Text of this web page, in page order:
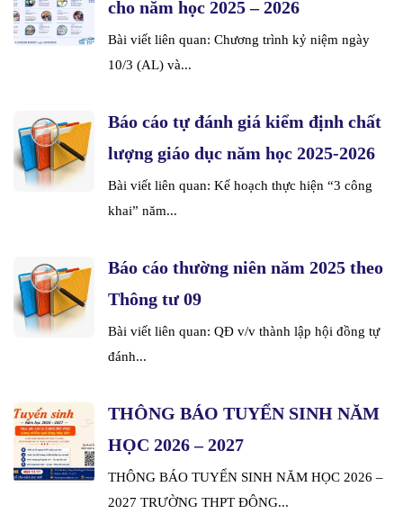
cho năm học 2025 – 2026
Bài viết liên quan: Chương trình kỷ niệm ngày
10/3 (AL) và...
Báo cáo tự đánh giá kiểm định chất
lượng giáo dục năm học 2025-2026
Bài viết liên quan: Kế hoạch thực hiện “3 công
khai” năm...
Báo cáo thường niên năm 2025 theo
Thông tư 09
Bài viết liên quan: QĐ v/v thành lập hội đồng tự
đánh...
THÔNG BÁO TUYỂN SINH NĂM
HỌC 2026 – 2027
THÔNG BÁO TUYỂN SINH NĂM HỌC 2026 –
2027 TRƯỜNG THPT ĐÔNG...